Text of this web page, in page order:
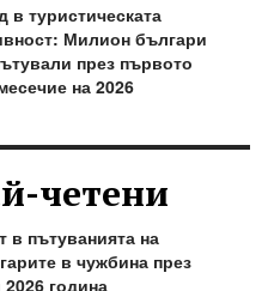
в туристическата
Милион българи
през първото
на 2026
четени
в пътуванията на
в чужбина през
година